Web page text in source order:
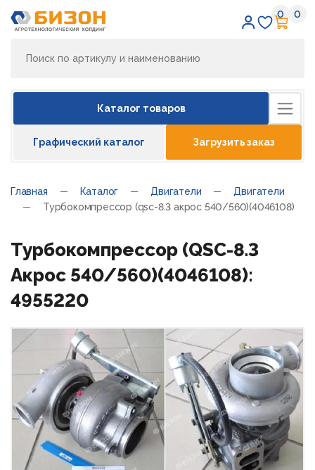
0 0
Каталог товаров
Графический каталог Загрузить заказ
Главная Каталог Двигатели
Двигатели
Турбокомпрессор (qsc-8.3 акрос 540/560)(4046108)
Турбокомпрессор (QSC-8.3
Акрос 540/560)(4046108):
4955220